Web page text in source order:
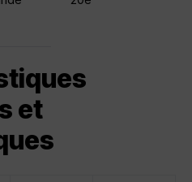
et